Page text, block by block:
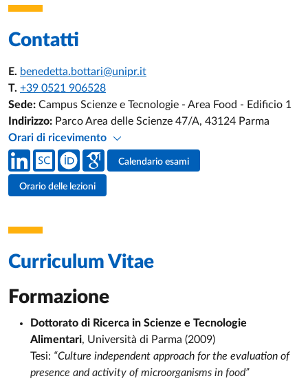
Contatti
E. benedetta.bottari@unipr.it
T. +39 0521 906528
Sede: Campus Scienze e Tecnologie - Area Food - Edificio 1
Indirizzo: Parco Area delle Scienze 47/A, 43124 Parma
Orari di ricevimento
Social del docente
Attività del docente
Calendario esami
Orario delle lezioni
Curriculum Vitae
Formazione
Dottorato di Ricerca in Scienze e Tecnologie
Alimentari, Università di Parma (2009)
Tesi: “Culture independent approach for the evaluation of
presence and activity of microorganisms in food”